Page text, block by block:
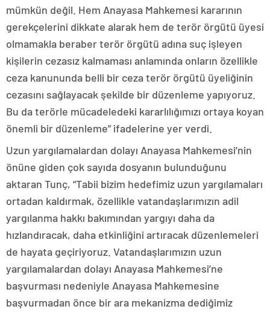
mümkün değil. Hem Anayasa Mahkemesi kararının
gerekçelerini dikkate alarak hem de terör örgütü üyesi
olmamakla beraber terör örgütü adına suç işleyen
kişilerin cezasız kalmaması anlamında onların özellikle
ceza kanununda belli bir ceza terör örgütü üyeliğinin
cezasını sağlayacak şekilde bir düzenleme yapıyoruz.
Bu da terörle mücadeledeki kararlılığımızı ortaya koyan
önemli bir düzenleme” ifadelerine yer verdi.
Uzun yargılamalardan dolayı Anayasa Mahkemesi’nin
önüne giden çok sayıda dosyanın bulunduğunu
aktaran Tunç, “Tabii bizim hedefimiz uzun yargılamaları
ortadan kaldırmak, özellikle vatandaşlarımızın adil
yargılanma hakkı bakımından yargıyı daha da
hızlandıracak, daha etkinliğini artıracak düzenlemeleri
de hayata geçiriyoruz. Vatandaşlarımızın uzun
yargılamalardan dolayı Anayasa Mahkemesi’ne
başvurması nedeniyle Anayasa Mahkemesine
başvurmadan önce bir ara mekanizma dediğimiz